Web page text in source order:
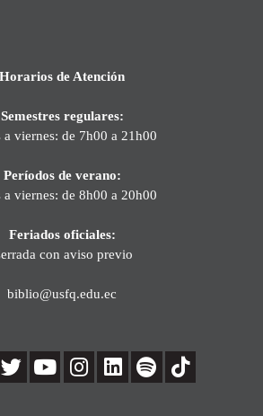
Horarios de Atención
Semestres regulares:
a viernes: de 7h00 a 21h00
Períodos de verano:
a viernes: de 8h00 a 20h00
Feriados oficiales:
con aviso previo
biblio@usfq.edu.ec